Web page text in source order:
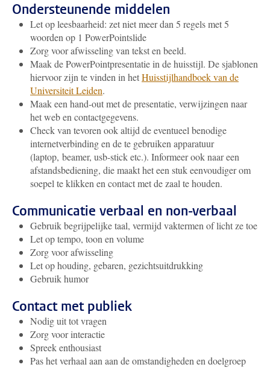
Ondersteunende middelen
Let op leesbaarheid: zet niet meer dan 5 regels met 5
woorden op 1 PowerPointslide
Zorg voor afwisseling van tekst en beeld.
Maak de PowerPointpresentatie in de huisstijl. De sjablonen
hiervoor zijn te vinden in hetHuisstijlhandboek van de
Universiteit Leiden.
Maak een hand-out met de presentatie, verwijzingen naar
het web en contactgegevens.
Check van tevoren ook altijd de eventueel benodige
internetverbinding en de te gebruiken apparatuur
(laptop, beamer, usb-stick etc.). Informeer ook naar een
afstandsbediening, die maakt het een stuk eenvoudiger om
soepel te klikken en contact met de zaal te houden.
Communicatie verbaal en non-verbaal
Gebruik begrijpelijke taal, vermijd vaktermen of licht ze toe
Let op tempo, toon en volume
Zorg voor afwisseling
Let op houding, gebaren, gezichtsuitdrukking
Gebruik humor
Contact met publiek
Nodig uit tot vragen
Zorg voor interactie
Spreek enthousiast
Pas het verhaal aan aan de omstandigheden en doelgroep